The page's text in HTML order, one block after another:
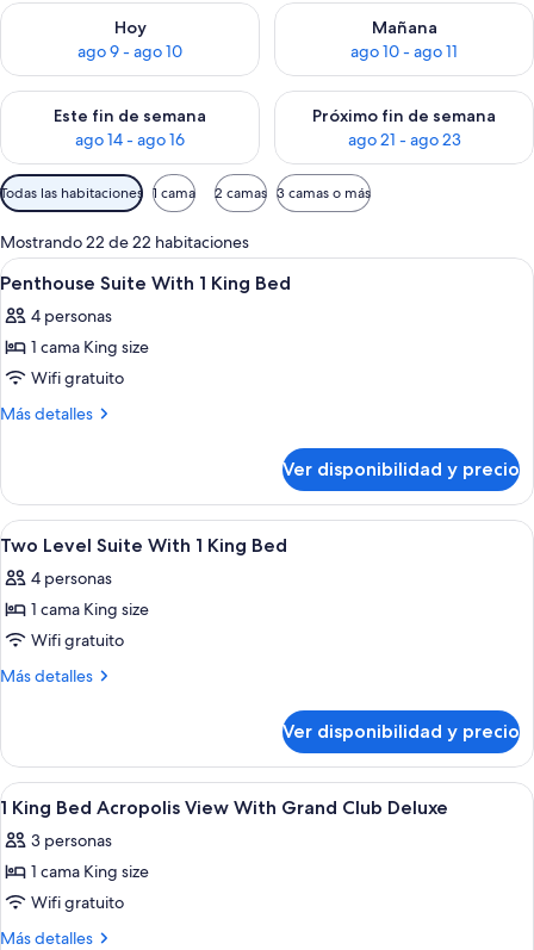
Hoy
ago 9 - ago 10
Consulta la disponibilidad para hoy ago 9 - ago 10
Mañana
ago 10 - ago 11
Consulta la disponibilidad
Este fin de semana
ago 14 - ago 16
Consulta la disponibilidad para este fin de semana ago 14 -
Próximo fin de semana
ago 21 - ago 23
Consulta la disponibilidad
Filtros
disponibles
para
las
habitaciones
Todas las habitaciones 1 cama 2 camas 3 camas o más
Mostrando 22 de 22 habitaciones
Ver
todas
las
fotos
de
Penthouse
1
King
Bed
Un hotel Grand Hyatt con fachada
1
Penthouse Suite With 1 King Bed
4 personas
1 cama King size
Wifi gratuito
Más detalles
Más
Suite
With
1
Bed
Ver disponibilidad y precio
Ver
todas
las
fotos
de
Two
With
King
Bed
Un hotel Grand Hyatt con fachada
1
Two Level Suite With 1 King Bed
4 personas
1 cama King size
Wifi gratuito
Más detalles
Más
Level
Suite
With
King
Bed
Ver disponibilidad y precio
Ver
todas
las
fotos
de
1
Una habitación de hotel moderna
9
1 King Bed Acropolis View With Grand Club Deluxe
3 personas
1 cama King size
Wifi gratuito
Más detalles
Más